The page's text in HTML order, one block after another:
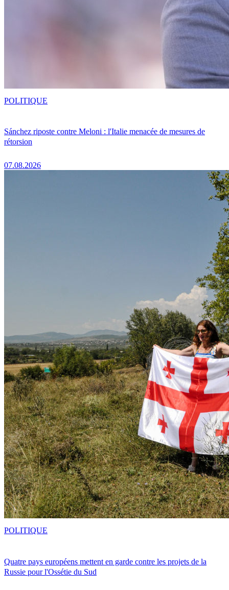
Sánchez riposte contre Meloni : l'Italie menacée de mesures de
rétorsion
07.08.2026
POLITIQUE
Quatre pays européens mettent en garde contre les projets de la
Russie pour l'Ossétie du Sud
POLITIQUE